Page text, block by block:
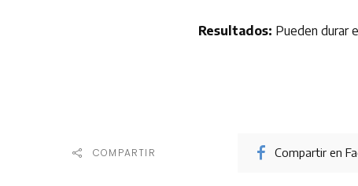
Resultados: Pueden durar
COMPARTIR Compartir en